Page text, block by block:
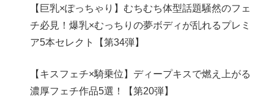
【巨乳×ぽっちゃり】むちむち体型話題騒然のフェ
チ必見！爆乳×むっちりの夢ボディが乱れるプレミ
ア5本セレクト【第34弾】
【キスフェチ×騎乗位】ディープキスで燃え上がる
濃厚フェチ作品5選！【第20弾】